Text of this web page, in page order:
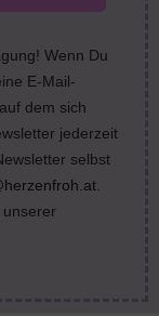
Wenn Du
E-Mail-
dem sich
jederzeit
selbst